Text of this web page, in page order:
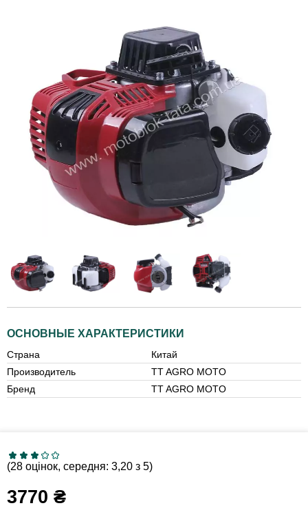
ОСНОВНЫЕ ХАРАКТЕРИСТИКИ
Страна
Китай
Производитель
TT AGRO MOTO
Бренд
TT AGRO MOTO
(28 оцінок, середня: 3,20 з 5)
3770 ₴